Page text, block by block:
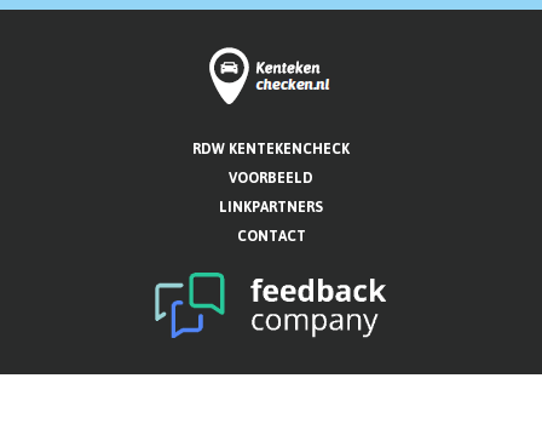
RDW KENTEKENCHECK
VOORBEELD
LINKPARTNERS
CONTACT